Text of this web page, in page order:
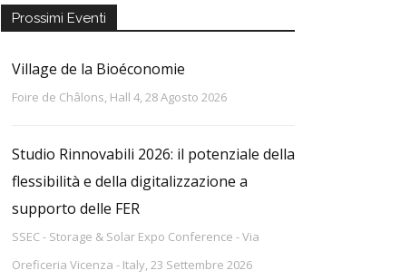
Prossimi Eventi
Village de la Bioéconomie
Foire de Châlons, Hall 4, 28 Agosto 2026
Studio Rinnovabili 2026: il potenziale della
flessibilità e della digitalizzazione a
supporto delle FER
SSEC - Storage & Solar Expo Conference - Via
Oreficeria Vicenza - Italy, 23 Settembre 2026